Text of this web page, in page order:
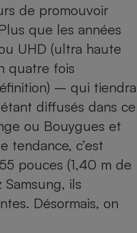
de promouvoir
que les années
UHD (ultra haute
quatre fois
– qui tiendra
diffusés dans ce
ou Bouygues et
tendance, c’est
pouces (1,40 m de
ils
Désormais, on
Cafetière à expressos